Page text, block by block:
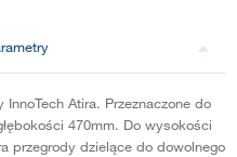
Atira. Przeznaczone do
470mm. Do wysokości
przegrody dzielące do dowolnego